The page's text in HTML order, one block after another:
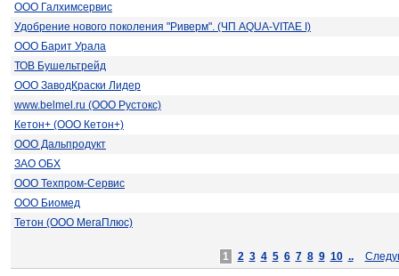
ООО Галхимсервис
Удобрение нового поколения "Риверм". (ЧП AQUA-VITAE I)
ООО Барит Урала
ТОВ Бушельтрейд
ООО ЗаводКраски Лидер
www.belmel.ru (ООО Рустокс)
Кетон+ (ООО Кетон+)
ООО Дальпродукт
ЗАО ОБХ
ООО Техпром-Сервис
ООО Биомед
Тетон (ООО МегаПлюс)
1 2 3 4 5 6 7 8 9 10 ..